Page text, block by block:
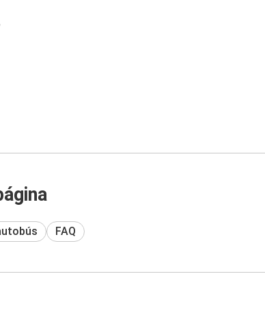
FAQ